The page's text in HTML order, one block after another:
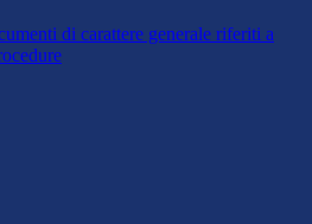
di carattere generale riferiti a